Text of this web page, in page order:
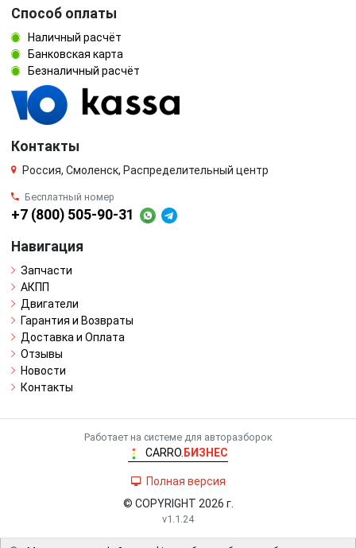
Способ оплаты
Наличный расчёт
Банковская карта
Безналичный расчёт
Контакты
Россия, Смоленск, Распределительный центр
Бесплатный номер
+7 (800) 505-90-31
Навигация
Запчасти
АКПП
Двигатели
Гарантия и Возвраты
Доставка и Оплата
Отзывы
Новости
Контакты
Работает на системе для авторазборок
CARRO. БИЗНЕС
Полная версия
© COPYRIGHT 2026 г.
v1.1.24